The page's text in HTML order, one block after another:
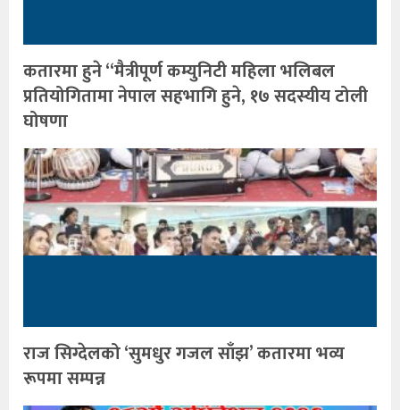
कतारमा हुने “मैत्रीपूर्ण कम्युनिटी महिला भलिबल
प्रतियोगितामा नेपाल सहभागि हुने, १७ सदस्यीय टोली
घोषणा
राज सिग्देलको ‘सुमधुर गजल साँझ’ कतारमा भव्य
रूपमा सम्पन्न